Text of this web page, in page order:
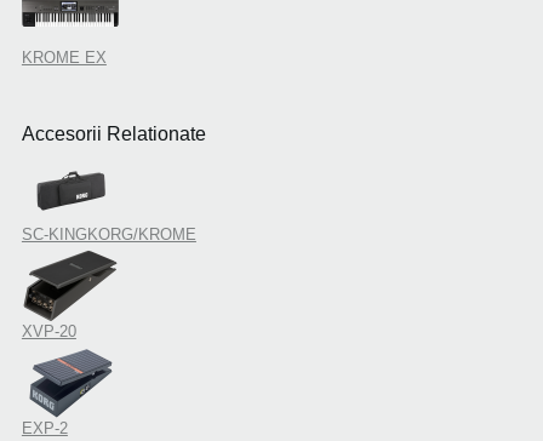
KROME EX
Accesorii Relationate
SC-KINGKORG/KROME
XVP-20
EXP-2